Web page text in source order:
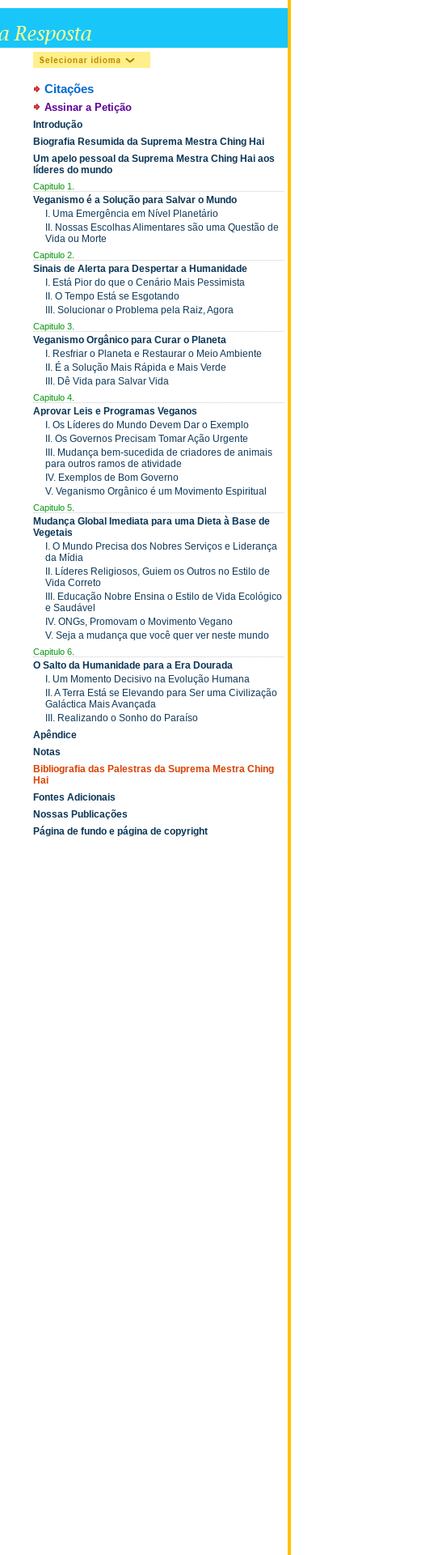
Citações
Assinar a Petição
Introdução
Biografia Resumida da Suprema Mestra Ching Hai
Um apelo pessoal da Suprema Mestra Ching Hai aos
líderes do mundo
Capitulo 1.
Veganismo é a Solução para Salvar o Mundo
I. Uma Emergência em Nível Planetário
II. Nossas Escolhas Alimentares são uma Questão de
Vida ou Morte
Capitulo 2.
Sinais de Alerta para Despertar a Humanidade
I. Está Pior do que o Cenário Mais Pessimista
II. O Tempo Está se Esgotando
III. Solucionar o Problema pela Raiz, Agora
Capitulo 3.
Veganismo Orgânico para Curar o Planeta
I. Resfriar o Planeta e Restaurar o Meio Ambiente
II. É a Solução Mais Rápida e Mais Verde
III. Dê Vida para Salvar Vida
Capitulo 4.
Aprovar Leis e Programas Veganos
I. Os Líderes do Mundo Devem Dar o Exemplo
II. Os Governos Precisam Tomar Ação Urgente
III. Mudança bem-sucedida de criadores de animais
para outros ramos de atividade
IV. Exemplos de Bom Governo
V. Veganismo Orgânico é um Movimento Espiritual
Capitulo 5.
Mudança Global Imediata para uma Dieta à Base de
Vegetais
I. O Mundo Precisa dos Nobres Serviços e Liderança
da Mídia
II. Líderes Religiosos, Guiem os Outros no Estilo de
Vida Correto
III. Educação Nobre Ensina o Estilo de Vida Ecológico
e Saudável
IV. ONGs, Promovam o Movimento Vegano
V. Seja a mudança que você quer ver neste mundo
Capitulo 6.
O Salto da Humanidade para a Era Dourada
I. Um Momento Decisivo na Evolução Humana
II. A Terra Está se Elevando para Ser uma Civilização
Galáctica Mais Avançada
III. Realizando o Sonho do Paraíso
Apêndice
Notas
Bibliografia das Palestras da Suprema Mestra Ching
Hai
Fontes Adicionais
Nossas Publicações
Página de fundo e página de copyright